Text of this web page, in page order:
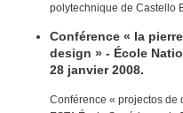
polytechnique de Castello
Conférence « la
design » - École
28 janvier 2008.
Conférence « projectos de